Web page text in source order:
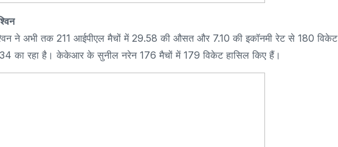
ने अभी तक 211 आईपीएल मैचों में 29.58 की औसत और 7.10 की इकॉनमी रेट से 180 विकेट
34 का रहा है। केकेआर के सुनील नरेन 176 मैचों में 179 विकेट हासिल किए हैं।